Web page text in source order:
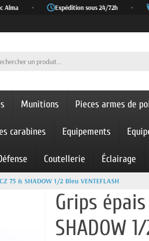
Expédition sous 24/72h
Munitions Pieces armes de
carabines Equipements
Coutellerie Éclairage
75 & SHADOW 1/2 Bleu VENTEFLASH
Grips
SHADOW